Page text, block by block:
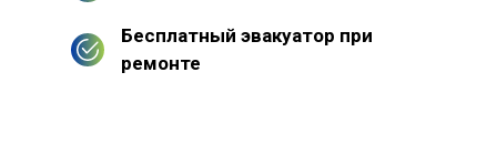
Бесплатный эвакуатор при
ремонте